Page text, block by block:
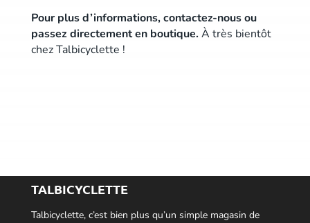
Pour plus d’informations, contactez-nous ou
passez directement en boutique.À très bientôt
chez Talbicyclette !
TALBICYCLETTE
Talbicyclette, c’est bien plus qu’un simple magasin de